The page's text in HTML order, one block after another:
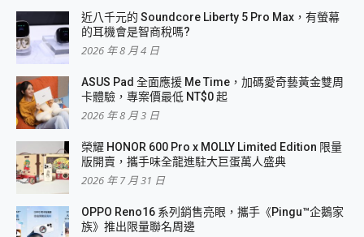
近八千元的 Soundcore Liberty 5 Pro Max，有螢幕
的耳機會是智商稅嗎?
2026 年 8 月 4 日
ASUS Pad 全面應援 Me Time，加碼愛奇藝黃金雙周
卡體驗，專案價最低 NT$0 起
2026 年 8 月 3 日
榮耀 HONOR 600 Pro x MOLLY Limited Edition 限量
版開賣，攜手味全龍進駐大巨蛋萬人盛典
2026 年 7 月 31 日
OPPO Reno16 系列銷售亮眼，攜手《Pingu™企鵝家
族》推出限量聯名周邊